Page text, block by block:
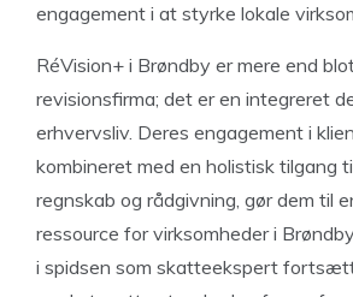
engagement i at styrke lokale
RéVision+ i Brøndby er mere end
revisionsfirma; det er en integreret
erhvervsliv. Deres engagement i
kombineret med en holistisk tilgang
regnskab og rådgivning, gør dem til
ressource for virksomheder i
i spidsen som skatteekspert